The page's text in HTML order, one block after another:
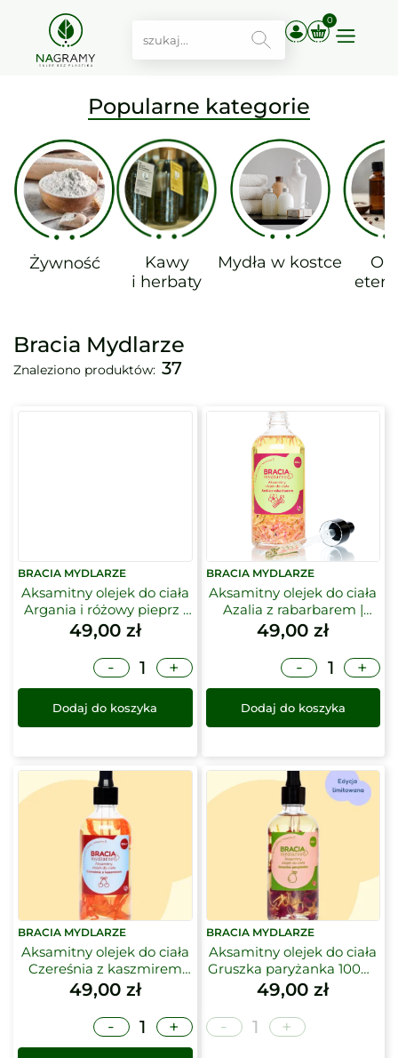
0
Popularne kategorie
Żywność
Kawy
i herbaty
Mydła w kostce
Bracia Mydlarze
Znaleziono produktów: 37
BRACIA MYDLARZE
Aksamitny olejek do ciała
Argania i różowy pieprz |
Bracia Mydlarze
49,00 zł
-
+
Dodaj do koszyka
BRACIA MYDLARZE
Aksamitny olejek do ciała
Azalia z rabarbarem |
Bracia Mydlarze
49,00zł
-
+
Dodaj do koszyka
BRACIA MYDLARZE
Aksamitny olejek do ciała
Czereśnia z kaszmirem
100ml | Bracia Mydlarze
49,00 zł
-
+
BRACIA MYDLARZE
Aksamitny olejek do ciała
Gruszka paryżanka 100ml
| Bracia Mydlarze
49,00zł
-
+